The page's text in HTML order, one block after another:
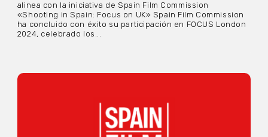
alinea con la iniciativa de Spain Film Commission
«Shooting in Spain: Focus on UK» Spain Film Commission
ha concluido con éxito su participación en FOCUS London
2024, celebrado los...